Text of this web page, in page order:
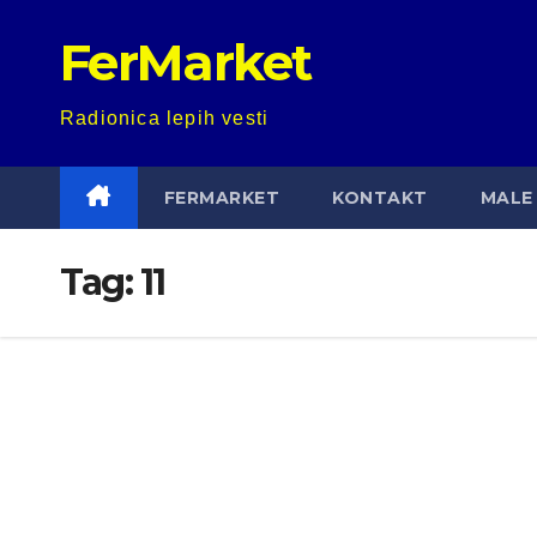
FerMarket
Radionica lepih vesti
FERMARKET KONTAKT MALE
Tag:11